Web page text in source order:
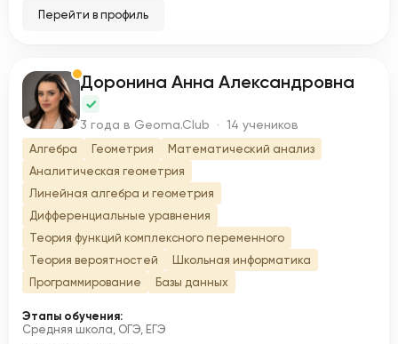
Перейти в профиль
Д Доронина Анна Александровна
3 года в Geoma.Club · 14 учеников
Алгебра Геометрия
Математический анализ
Аналитическая геометрия
Линейная алгебра и геометрия
Дифференциальные уравнения
Теория функций комплексного переменного
Теория вероятностей
Школьная информатика
Программирование
Базы данных
Этапы обучения:
Средняя школа, ОГЭ, ЕГЭ